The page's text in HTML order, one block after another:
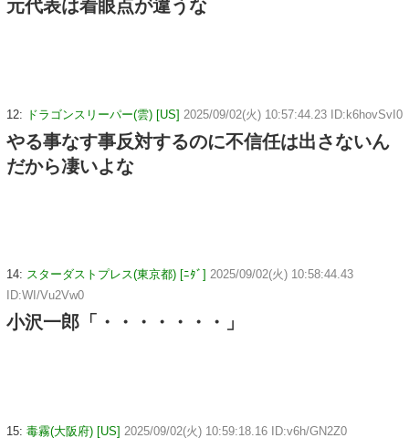
元代表は着眼点が違うな
12: ドラゴンスリーパー(雲) [US] 2025/09/02(火) 10:57:44.23 ID:k6hovSvI0
やる事なす事反対するのに不信任は出さないん
だから凄いよな
14: スターダストプレス(東京都) [ﾆﾀﾞ] 2025/09/02(火) 10:58:44.43
ID:WI/Vu2Vw0
小沢一郎「・・・・・・・」
15: 毒霧(大阪府) [US] 2025/09/02(火) 10:59:18.16 ID:v6h/GN2Z0